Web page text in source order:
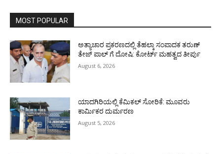
MOST POPULAR
ಅತ್ಯಾಚಾರ ಪ್ರಕರಣದಲ್ಲಿ ತೆಹಲ್ಕಾ ಸಂಪಾದಕ ತರುಣ್‌
ತೇಜ್‌ ಪಾಲ್‌ ಗೆ ದೋಷಿ: ಕೋರ್ಟ್‌ ಮಹತ್ವದ ತೀರ್ಪು
August 6, 2026
ಯಾದಗಿರಿಯಲ್ಲಿ ಕೆಮಿಕಲ್ ಸೋರಿಕೆ: ಮೂವರು
ಕಾರ್ಮಿಕರ ದುರ್ಮರಣ
August 5, 2026